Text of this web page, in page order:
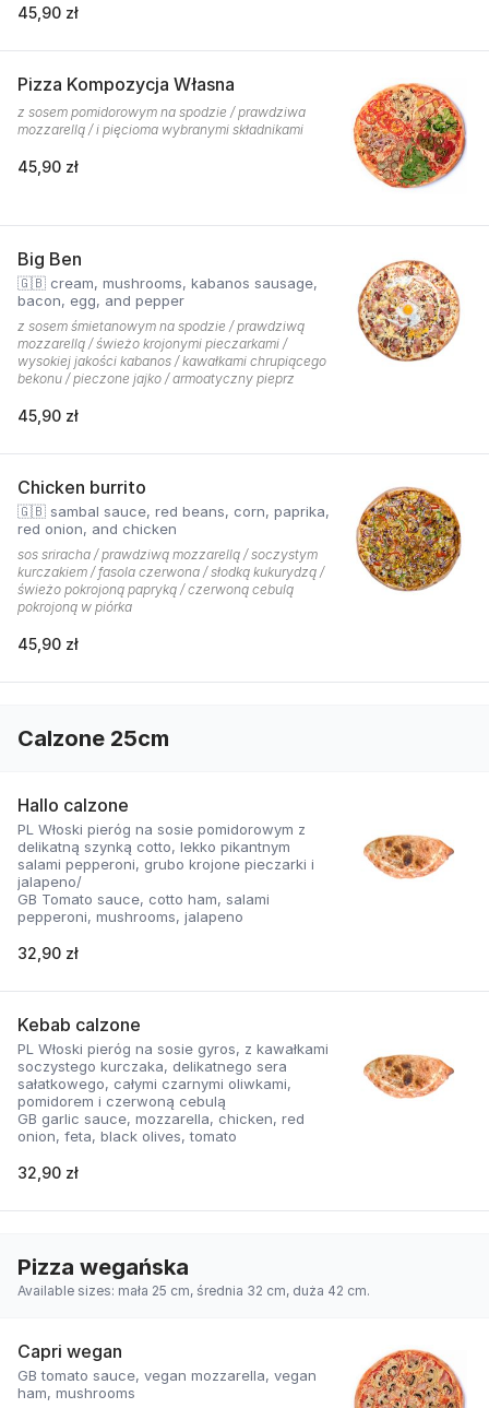
45,90 zł
Pizza Kompozycja Własna
z sosem pomidorowym na spodzie / prawdziwa
mozzarellą / i pięcioma wybranymi składnikami
45,90 zł
Big Ben
🇬🇧 cream, mushrooms, kabanos sausage,
bacon, egg, and pepper
z sosem śmietanowym na spodzie / prawdziwą
mozzarellą / świeżo krojonymi pieczarkami /
wysokiej jakości kabanos / kawałkami chrupiącego
bekonu / pieczone jajko / armoatyczny pieprz
45,90 zł
Chicken burrito
🇬🇧 sambal sauce, red beans, corn, paprika,
red onion, and chicken
sos sriracha / prawdziwą mozzarellą / soczystym
kurczakiem / fasola czerwona / słodką kukurydzą /
świeżo pokrojoną papryką / czerwoną cebulą
pokrojoną w piórka
45,90 zł
Calzone 25cm
Hallo calzone
PL Włoski pieróg na sosie pomidorowym z
delikatną szynką cotto, lekko pikantnym
salami pepperoni, grubo krojone pieczarki i
jalapeno/
GB Tomato sauce, cotto ham, salami
pepperoni, mushrooms, jalapeno
32,90 zł
Kebab calzone
PL Włoski pieróg na sosie gyros, z kawałkami
soczystego kurczaka, delikatnego sera
sałatkowego, całymi czarnymi oliwkami,
pomidorem i czerwoną cebulą
GB garlic sauce, mozzarella, chicken, red
onion, feta, black olives, tomato
32,90 zł
Pizza wegańska
Available sizes: mała 25 cm, średnia 32 cm, duża 42 cm.
Capri wegan
GB tomato sauce, vegan mozzarella, vegan
ham, mushrooms